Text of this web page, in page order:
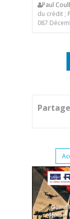
Paul
du crédit ;
087